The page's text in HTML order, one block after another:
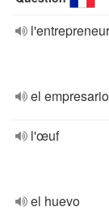
l'entrepreneur
el empresario
l'œuf
el huevo